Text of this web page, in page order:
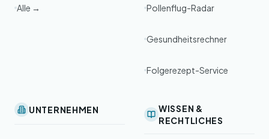
Alle → Pollenflug-Radar
Gesundheitsrechner
Folgerezept-Service
UNTERNEHMEN
WISSEN &
RECHTLICHES